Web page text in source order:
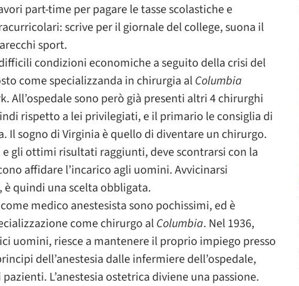
part-time per pagare le tasse scolastiche e
scrive per il giornale del college, suona il
sport.
condizioni economiche a seguito della crisi del
come specializzanda in chirurgia alColumbia
All’ospedale sono però già presenti altri 4 chirurghi
rispetto a lei privilegiati, e il primario le consiglia di
Il sogno di Virginia è quello di diventare un chirurgo.
gli ottimi risultati raggiunti, deve scontrarsi con la
affidare l’incarico agli uomini. Avvicinarsi
è quindi una scelta obbligata.
medico anestesista sono pochissimi, ed è
come chirurgo alColumbia. Nel 1936,
uomini, riesce a mantenere il proprio impiego presso
dell’anestesia dalle infermiere dell’ospedale,
L’anestesia ostetrica diviene una passione.